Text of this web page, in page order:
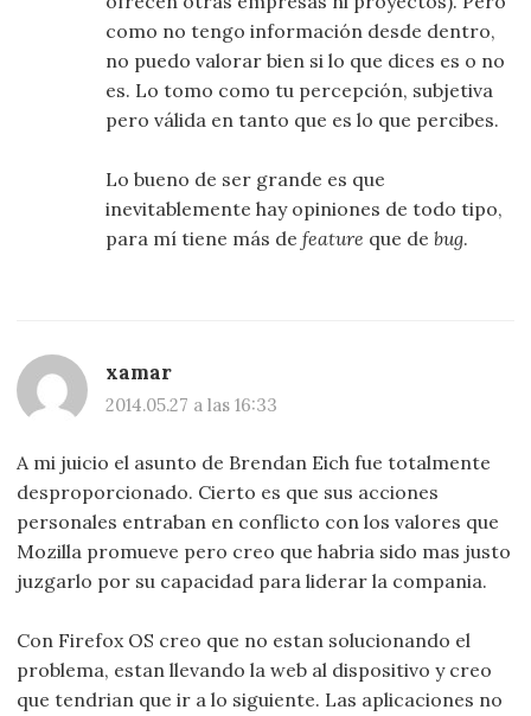
como no tengo información desde dentro,
no puedo valorar bien si lo que dices es o no
es. Lo tomo como tu percepción, subjetiva
pero válida en tanto que es lo que percibes.
Lo bueno de ser grande es que
inevitablemente hay opiniones de todo tipo,
para mí tiene más defeature que debug.
xamar
2014.05.27 a las 16:33
A mi juicio el asunto de Brendan Eich fue totalmente
desproporcionado. Cierto es que sus acciones
personales entraban en conflicto con los valores que
Mozilla promueve pero creo que habria sido mas justo
juzgarlo por su capacidad para liderar la compania.
Con Firefox OS creo que no estan solucionando el
problema, estan llevando la web al dispositivo y creo
que tendrian que ir a lo siguiente. Las aplicaciones no